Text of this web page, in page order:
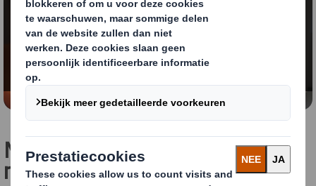
In order to view this video, you must opt-in to
'functional' cookies
Change My Settings
Maak het verschil met 100%
recyclebare verpakkingen